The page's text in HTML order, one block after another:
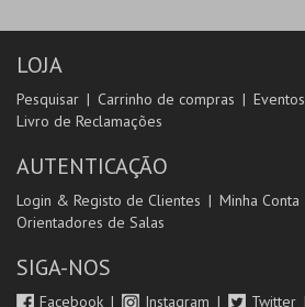
LOJA
Pesquisar Carrinho de compras Eventos
Livro de Reclamações
AUTENTICAÇÃO
Login & Registo de Clientes Minha Conta
Orientadores de Salas
SIGA-NOS
Facebook Instagram Twitter